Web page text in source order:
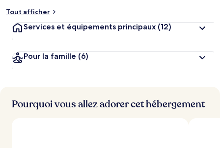
Tout afficher
Services et équipements principaux (12)
Pour la famille (6)
Pourquoi vous allez adorer cet hébergement